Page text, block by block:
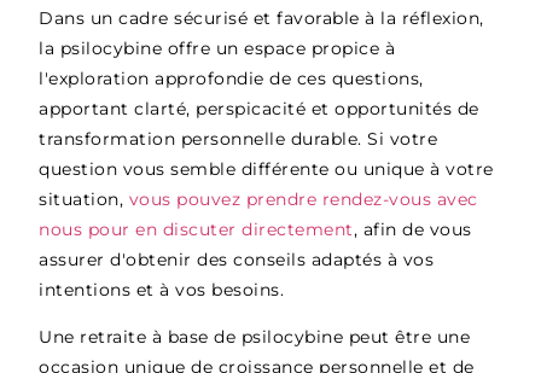
Dans un cadre sécurisé et favorable à la réflexion,
la psilocybine offre un espace propice à
l'exploration approfondie de ces questions,
apportant clarté, perspicacité et opportunités de
transformation personnelle durable. Si votre
question vous semble différente ou unique à votre
situation, vous pouvez prendre rendez-vous avec
nous pour en discuter directement, afin de vous
assurer d'obtenir des conseils adaptés à vos
intentions et à vos besoins.
Une retraite à base de psilocybine peut être une
occasion unique de croissance personnelle et de